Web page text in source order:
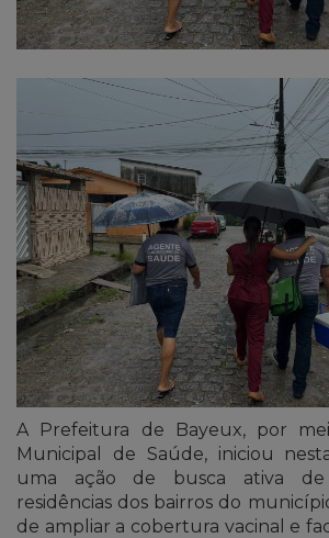
A Prefeitura de Bayeux, por
Municipal de Saúde, iniciou
uma ação de busca ativa de
residências dos bairros do
de ampliar a cobertura vacinal e